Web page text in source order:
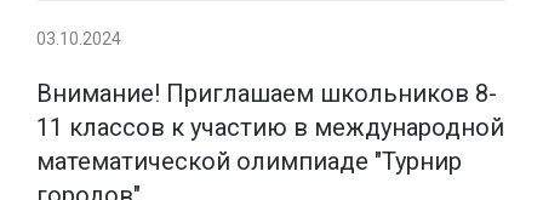
03.10.2024
Внимание! Приглашаем школьников 8-
11 классов к участию в международной
математической олимпиаде "Турнир